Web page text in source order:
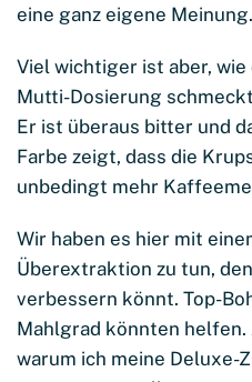
eine ganz eigene
Viel wichtiger ist aber,
Mutti-Dosierung
Er ist überaus bitter und
Farbe zeigt, dass die
unbedingt mehr
Wir haben es hier mit
Überextraktion zu tun,
verbessern könnt. Top-
Mahlgrad könnten helfen.
warum ich meine Deluxe-